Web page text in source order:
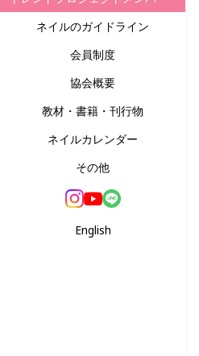
ネイルのガイドライン
会員制度
協会概要
教材・書籍・刊行物
ネイルカレンダー
その他
English